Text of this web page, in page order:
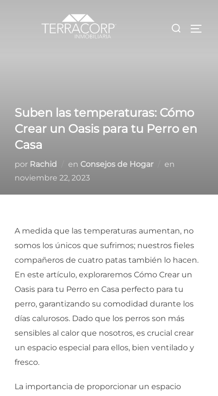
Buscar:
Suben las temperaturas: Cómo
Crear un Oasis para tu Perro en
Casa
por Rachid en Consejos de Hogar en
noviembre 22, 2023
A medida que las temperaturas aumentan, no
somos los únicos que sufrimos; nuestros fieles
compañeros de cuatro patas también lo hacen.
En este artículo, exploraremos Cómo Crear un
Oasis para tu Perro en Casa perfecto para tu
perro, garantizando su comodidad durante los
días calurosos. Dado que los perros son más
sensibles al calor que nosotros, es crucial crear
un espacio especial para ellos, bien ventilado y
fresco.
La importancia de proporcionar un espacio